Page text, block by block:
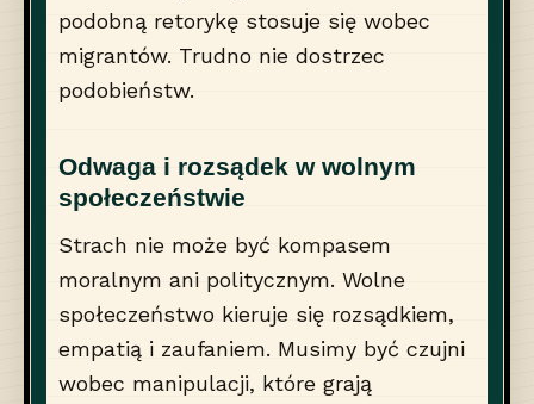
podobną retorykę stosuje się wobec
migrantów. Trudno nie dostrzec
podobieństw.
Odwaga i rozsądek w wolnym
społeczeństwie
Strach nie może być kompasem
moralnym ani politycznym. Wolne
społeczeństwo kieruje się rozsądkiem,
empatią i zaufaniem. Musimy być czujni
wobec manipulacji, które grają